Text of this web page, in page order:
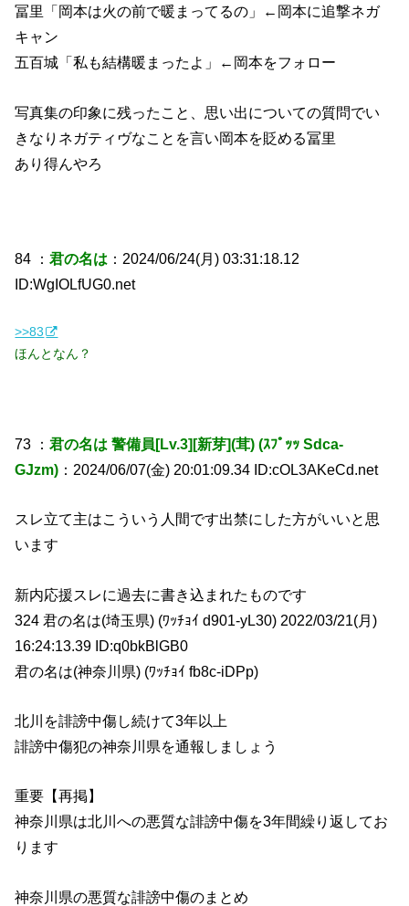
冨里「岡本は火の前で暖まってるの」←岡本に追撃ネガ
キャン
五百城「私も結構暖まったよ」←岡本をフォロー
写真集の印象に残ったこと、思い出についての質問でい
きなりネガティヴなことを言い岡本を貶める冨里
あり得んやろ
84 ：君の名は ：2024/06/24(月) 03:31:18.12
ID:WgIOLfUG0.net
>>83
ほんとなん？
73 ：君の名は 警備員[Lv.3][新芽](茸) (ｽﾌﾟｯｯ Sdca-
GJzm) ：2024/06/07(金) 20:01:09.34 ID:cOL3AKeCd.net
スレ立て主はこういう人間です出禁にした方がいいと思
います
新内応援スレに過去に書き込まれたものです
324 君の名は(埼玉県) (ﾜｯﾁｮｲ d901-yL30) 2022/03/21(月)
16:24:13.39 ID:q0bkBlGB0
君の名は(神奈川県) (ﾜｯﾁｮｲ fb8c-iDPp)
北川を誹謗中傷し続けて3年以上
誹謗中傷犯の神奈川県を通報しましょう
重要【再掲】
神奈川県は北川への悪質な誹謗中傷を3年間繰り返してお
ります
神奈川県の悪質な誹謗中傷のまとめ